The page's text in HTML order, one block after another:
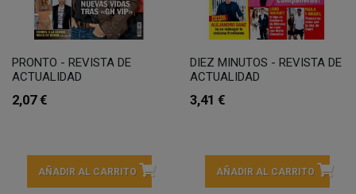
PRONTO - REVISTA DE
ACTUALIDAD
2,07 €
AÑADIR AL CARRITO
DIEZ MINUTOS - REVISTA DE
ACTUALIDAD
3,41 €
AÑADIR AL CARRITO